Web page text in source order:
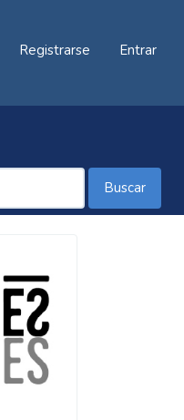
Registrarse Entrar
Buscar